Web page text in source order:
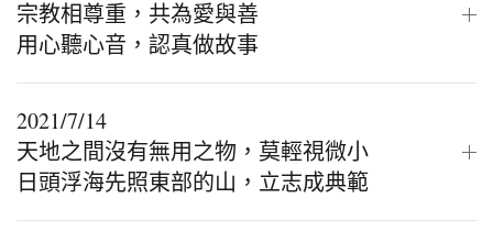
宗教相尊重，共為愛與善
用心聽心音，認真做故事
2021/7/14
天地之間沒有無用之物，莫輕視微小
日頭浮海先照東部的山，立志成典範